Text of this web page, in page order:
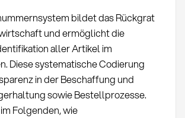
bildet das Rückgrat
und ermöglicht die
aller Artikel im
Diese systematische Codierung
in der Beschaffung und
sowie Bestellprozesse.
Folgenden, wie